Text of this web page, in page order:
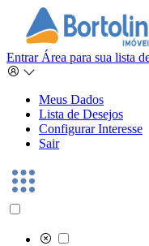
Entrar Área para sua lista
Meus Dados
Lista de Desejos
Configurar Interesse
Sair